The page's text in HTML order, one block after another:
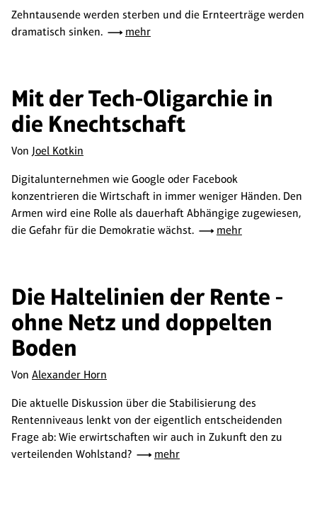
Zehntausende werden sterben und die Ernteerträge werden
dramatisch sinken.
mehr
Mit der Tech-Oligarchie in
die Knechtschaft
Von Joel Kotkin
Digitalunternehmen wie Google oder Facebook
konzentrieren die Wirtschaft in immer weniger Händen. Den
Armen wird eine Rolle als dauerhaft Abhängige zugewiesen,
die Gefahr für die Demokratie wächst.
mehr
Die Haltelinien der Rente -
ohne Netz und doppelten
Boden
Von Alexander Horn
Die aktuelle Diskussion über die Stabilisierung des
Rentenniveaus lenkt von der eigentlich entscheidenden
Frage ab: Wie erwirtschaften wir auch in Zukunft den zu
verteilenden Wohlstand?
mehr